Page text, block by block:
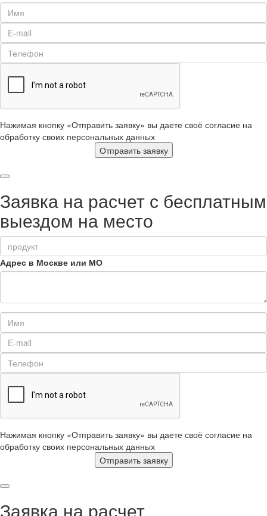
Нажимая кнопку «Отправить заявку» вы даете своё согласие на
обработку своих персональных данных
Отправить заявку
Заявка на расчет с бесплатным
выездом на место
Адрес в Москве или МО
Нажимая кнопку «Отправить заявку» вы даете своё согласие на
обработку своих персональных данных
Отправить заявку
Заявка на расчет